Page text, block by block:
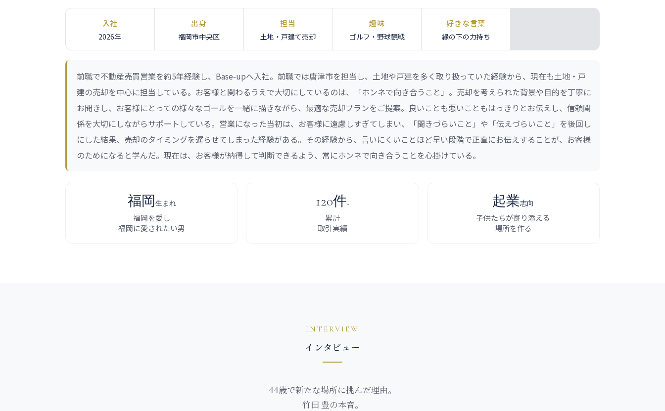
入社
2026年
出身
福岡市中央区
担当
土地・戸建て売却
趣味
ゴルフ・野球観戦
好きな言葉
縁の下の力持ち
前職で不動産売買営業を約5年経験し、Base-upへ入社。前職では唐津市を担当し、土地や戸建を多く取り扱っていた経験から、現在も土地・戸
建の売却を中心に担当している。お客様と関わるうえで大切にしているのは、「ホンネで向き合うこと」。売却を考えられた背景や目的を丁寧に
お聞きし、お客様にとっての様々なゴールを一緒に描きながら、最適な売却プランをご提案。良いことも悪いこともはっきりとお伝えし、信頼関
係を大切にしながらサポートしている。営業になった当初は、お客様に遠慮しすぎてしまい、「聞きづらいこと」や「伝えづらいこと」を後回し
にした結果、売却のタイミングを遅らせてしまった経験がある。その経験から、言いにくいことほど早い段階で正直にお伝えすることが、お客様
のためになると学んだ。現在は、お客様が納得して判断できるよう、常にホンネで向き合うことを心掛けている。
福岡 生まれ
福岡を愛し
福岡に愛されたい男
120件+
累計
取引実績
起業志向
子供たちが寄り添える
場所を作る
INTERVIEW
インタビュー
44歳で新たな場所に挑んだ理由。
竹田 豊の本音。